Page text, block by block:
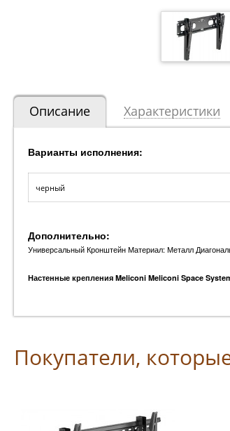
Описание Характеристики
Варианты исполнения:
черный
Дополнительно:
Универсальный Кронштейн Материал: Металл
Настенные крепления Meliconi Meliconi Space
Покупатели,